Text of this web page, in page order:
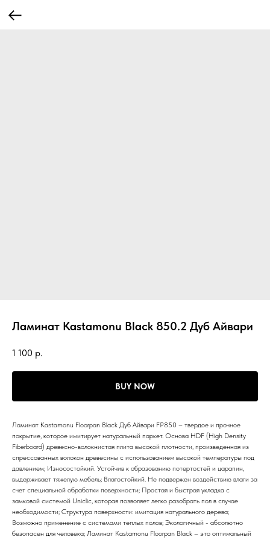
Ламинат Kastamonu Black 850.2 Дуб Айвари
1 100 р.
BUY NOW
Ламинат Kastamonu Floorpan Black Дуб Айвари FP850 – твердое и прочное
покрытие, которое имитирует натуральный паркет. Основа HDF (High Density
Fiberboard) древесно-волокнистая плита высокой плотности, произведенная из
спрессованных волокон древесины с использованием высокой температуры под
давлением; Износостойкий. Устойчив к образованию потертостей и царапин,
выдерживает тяжелую мебель; Влагостойкий. Не подвержен воздействию влаги за
счет специальной обработки поверхности; Простая и быстрая укладка с
замковой системой Uniclic, которая позволяет легко разобрать пол в случае
необходимости; Структура поверхности: имитация натурального дерева;
Возможно применение с системами теплых полов; Экологичный - абсолютно
безопасен для человека; Ламинат Kastamonu Floorpan Black – это оптимальный